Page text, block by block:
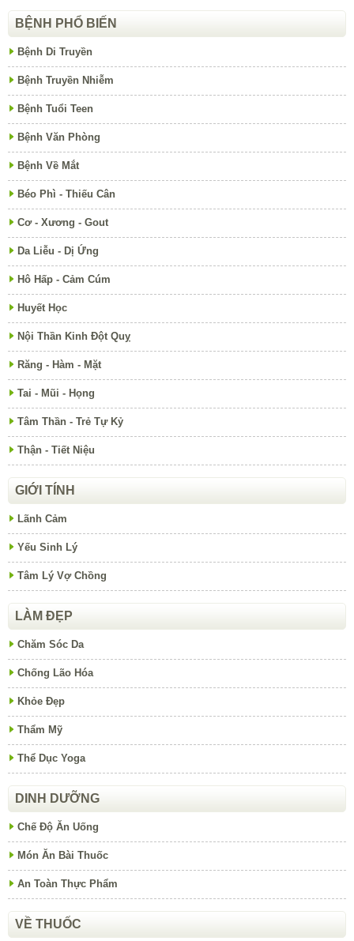
BỆNH PHỔ BIẾN
Bệnh Di Truyền
Bệnh Truyền Nhiễm
Bệnh Tuổi Teen
Bệnh Văn Phòng
Bệnh Về Mắt
Béo Phì - Thiếu Cân
Cơ - Xương - Gout
Da Liễu - Dị Ứng
Hô Hấp - Cảm Cúm
Huyết Học
Nội Thần Kinh Đột Quỵ
Răng - Hàm - Mặt
Tai - Mũi - Họng
Tâm Thần - Trẻ Tự Kỷ
Thận - Tiết Niệu
GIỚI TÍNH
Lãnh Cảm
Yếu Sinh Lý
Tâm Lý Vợ Chồng
LÀM ĐẸP
Chăm Sóc Da
Chống Lão Hóa
Khỏe Đẹp
Thẩm Mỹ
Thể Dục Yoga
DINH DƯỠNG
Chế Độ Ăn Uống
Món Ăn Bài Thuốc
An Toàn Thực Phẩm
VỀ THUỐC